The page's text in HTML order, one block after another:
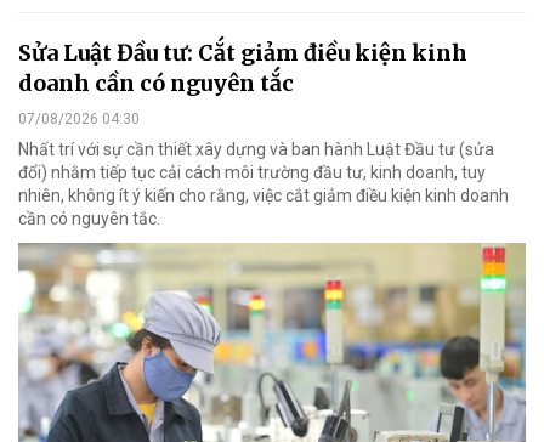
Sửa Luật Đầu tư: Cắt giảm điều kiện kinh
doanh cần có nguyên tắc
07/08/2026 04:30
Nhất trí với sự cần thiết xây dựng và ban hành Luật Đầu tư (sửa
đổi) nhằm tiếp tục cải cách môi trường đầu tư, kinh doanh, tuy
nhiên, không ít ý kiến cho rằng, việc cắt giảm điều kiện kinh doanh
cần có nguyên tắc.